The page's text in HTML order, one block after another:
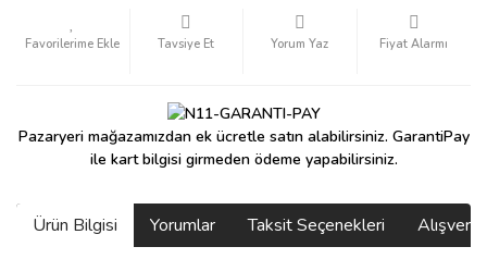
Tavsiye Et Yorum Yaz Fiyat Alarmı
Pazaryeri mağazamızdan ek ücretle satın alabilirsiniz. GarantiPay
ile kart bilgisi girmeden ödeme yapabilirsiniz.
Ürün Bilgisi Yorumlar Taksit Seçenekleri